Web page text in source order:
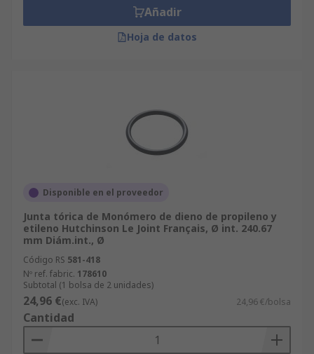
Añadir
Hoja de datos
Disponible en el proveedor
Junta tórica de Monómero de dieno de propileno y
etileno Hutchinson Le Joint Français, Ø int. 240.67
mm Diám.int., Ø
Código RS 581-418
Nº ref. fabric. 178610
Subtotal (1 bolsa de 2 unidades)
24,96 €(exc. IVA) 24,96 €/bolsa
Cantidad